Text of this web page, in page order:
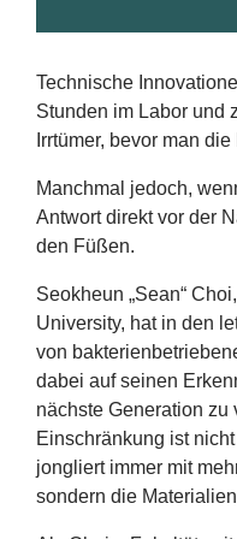
Technische
Stunden im Labor und
Irrtümer, bevor man
Manchmal jedoch,
Antwort direkt vor der
den Füßen.
Seokheun „Sean“
University, hat in den
von
dabei auf seinen
nächste Generation
Einschränkung ist
jongliert immer mit
sondern die